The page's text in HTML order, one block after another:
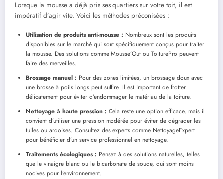
Lorsque la mousse a déjà pris ses quartiers sur votre toit, il est
impératif d’agir vite. Voici les méthodes préconisées :
Utilisation de produits anti-mousse : Nombreux sont les produits
disponibles sur le marché qui sont spécifiquement conçus pour traiter
la mousse. Des solutions comme Mousse’Out ou ToiturePro peuvent
faire des merveilles.
Brossage manuel : Pour des zones limitées, un brossage doux avec
une brosse à poils longs peut suffire. Il est important de frotter
délicatement pour éviter d’endommager le matériau de la toiture.
Nettoyage à haute pression : Cela reste une option efficace, mais il
convient d’utiliser une pression modérée pour éviter de dégrader les
tuiles ou ardoises. Consultez des experts comme NettoyageExpert
pour bénéficier d’un service professionnel en nettoyage.
Traitements écologiques : Pensez à des solutions naturelles, telles
que le vinaigre blanc ou le bicarbonate de soude, qui sont moins
nocives pour l’environnement.